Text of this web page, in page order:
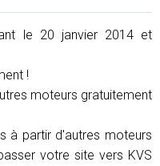
le 20 janvier 2014 et
!
moteurs gratuitement
à partir d'autres moteurs
votre site vers KVS